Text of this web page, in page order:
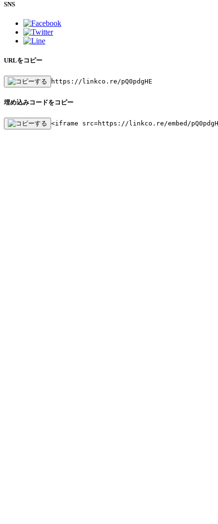
SNS
URLをコピー
https://linkco.re/pQ0pdgHE
埋め込みコードをコピー
<iframe src=https://linkco.re/embed/